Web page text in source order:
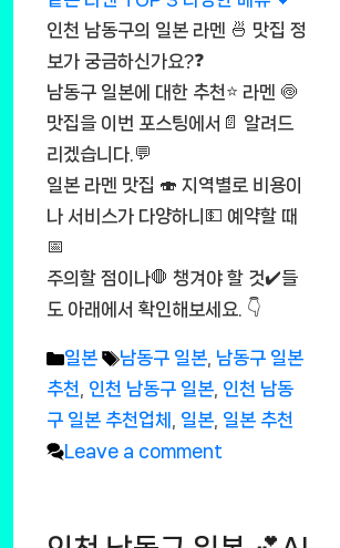
인천 남동구의 일본 라멘 🍜 맛집 정
보가 궁금하신가요?❓
남동구 일본에 대한 추천⭐ 라멘 🍥
맛집을 이번 포스팅에서📄 알려드
리겠습니다.💬
일본 라멘 맛집 🍣 지역별로 비용이
나 서비스가 다양하니💵 예약할 때
📅
주의할 점이나🛑 챙겨야 할 것✔️들
도 아래에서 확인해보세요. 👇
Categories
일본 Tags
남동구 일본 남동구 일본
추천
인천 남동구 일본 인천 남동
구 일본 추천업체
일본 일본 추천
Leave a comment